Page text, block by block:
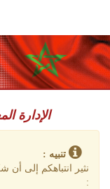
استقبال
حول البوابة
تقديم شكاية
تتبع شكاية
تقديم ملاحظة
content
الإدارة
تنبيه :
نثير انتباهكم إلى أن
: